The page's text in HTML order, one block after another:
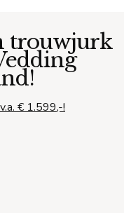
trouwjurk
€ 1.599,-!